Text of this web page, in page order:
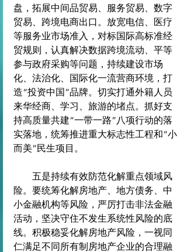
盘，拓展中间品贸易、服务贸易、数字
贸易、跨境电商出口。放宽电信、医疗
等服务业市场准入，对标国际高标准经
贸规则，认真解决数据跨境流动、平等
参与政府采购等问题，持续建设市场
化、法治化、国际化一流营商环境，打
造“投资中国”品牌。切实打通外籍人员
来华经商、学习、旅游的堵点。抓好支
持高质量共建“一带一路”八项行动的落
实落地，统筹推进重大标志性工程和“小
而美”民生项目。
五是持续有效防范化解重点领域风
险。要统筹化解房地产、地方债务、中
小金融机构等风险，严厉打击非法金融
活动，坚决守住不发生系统性风险的底
线。积极稳妥化解房地产风险，一视同
仁满足不同所有制房地产企业的合理融